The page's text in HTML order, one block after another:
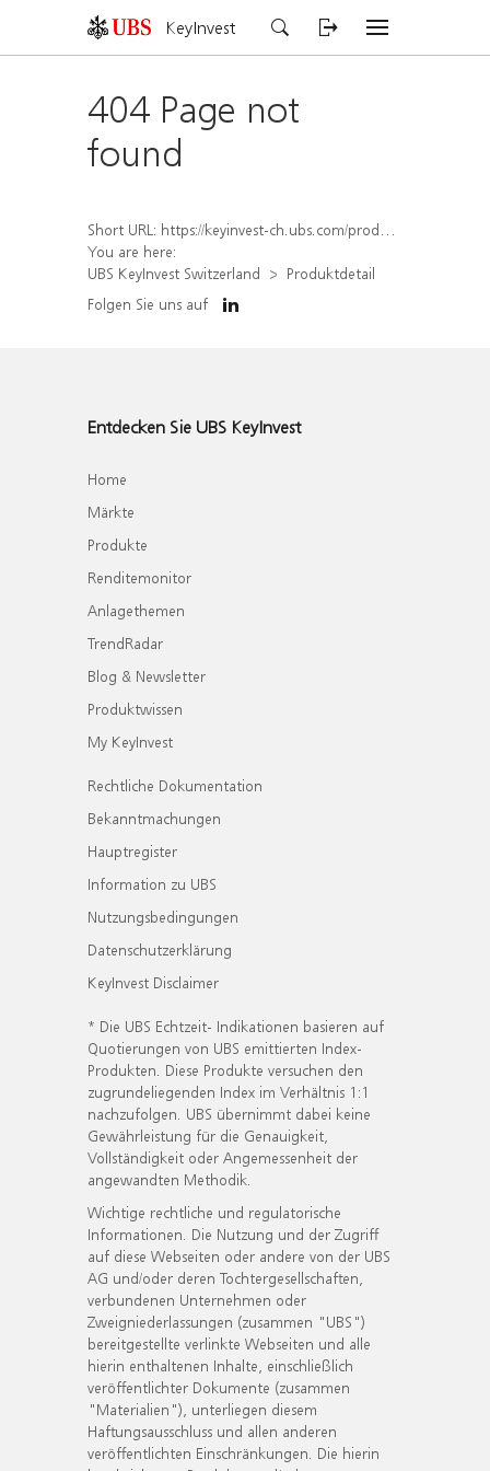
KeyInvest
404 Page not
found
Short URL: https://keyinvest-ch.ubs.com/produkt/detail/index/isin/CH1560354263
You are here:
UBS KeyInvest Switzerland
Produktdetail
Folgen Sie uns auf
Entdecken Sie UBS KeyInvest
Home
Märkte
Produkte
Renditemonitor
Anlagethemen
TrendRadar
Blog & Newsletter
Produktwissen
My KeyInvest
Rechtliche Dokumentation
Bekanntmachungen
Hauptregister
Information zu UBS
Nutzungsbedingungen
Datenschutzerklärung
KeyInvest Disclaimer
* Die UBS Echtzeit- Indikationen basieren auf
Quotierungen von UBS emittierten Index-
Produkten. Diese Produkte versuchen den
zugrundeliegenden Index im Verhältnis 1:1
nachzufolgen. UBS übernimmt dabei keine
Gewährleistung für die Genauigkeit,
Vollständigkeit oder Angemessenheit der
angewandten Methodik.
Wichtige rechtliche und regulatorische
Informationen. Die Nutzung und der Zugriff
auf diese Webseiten oder andere von der UBS
AG und/oder deren Tochtergesellschaften,
verbundenen Unternehmen oder
Zweigniederlassungen (zusammen "UBS")
bereitgestellte verlinkte Webseiten und alle
hierin enthaltenen Inhalte, einschließlich
veröffentlichter Dokumente (zusammen
"Materialien"), unterliegen diesem
Haftungsausschluss und allen anderen
veröffentlichten Einschränkungen. Die hierin